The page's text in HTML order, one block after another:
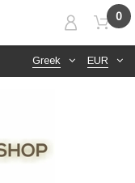
EUR
Greek
0